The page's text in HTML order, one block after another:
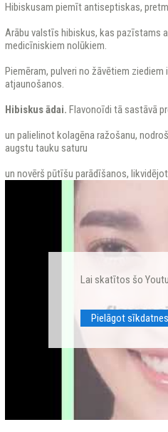
Hibiskusam piemīt antiseptiskas,
Arābu valstīs hibiskus, kas pazīstams
medicīniskiem nolūkiem.
Piemēram, pulveri no žāvētiem
atjaunošanos.
Hibiskus ādai. Flavonoīdi tā sastāvā
un palielinot kolagēna ražošanu,
augstu tauku saturu
un novērš pūtīšu parādīšanos,
Lai skatītos šo
Pielāgot sīkdatnes